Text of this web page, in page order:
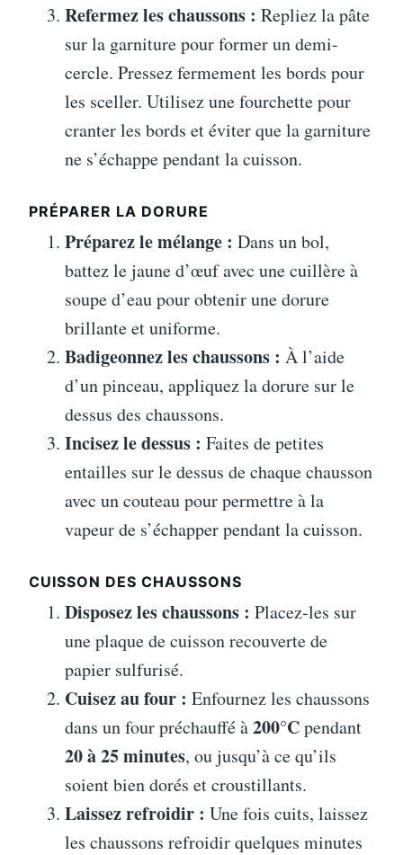
Refermez les chaussons : Repliez la pâte
sur la garniture pour former un demi-
cercle. Pressez fermement les bords pour
les sceller. Utilisez une fourchette pour
cranter les bords et éviter que la garniture
ne s’échappe pendant la cuisson.
PRÉPARER LA DORURE
Préparez le mélange : Dans un bol,
battez le jaune d’œuf avec une cuillère à
soupe d’eau pour obtenir une dorure
brillante et uniforme.
Badigeonnez les chaussons : À l’aide
d’un pinceau, appliquez la dorure sur le
dessus des chaussons.
Incisez le dessus : Faites de petites
entailles sur le dessus de chaque chausson
avec un couteau pour permettre à la
vapeur de s’échapper pendant la cuisson.
CUISSON DES CHAUSSONS
Disposez les chaussons : Placez-les sur
une plaque de cuisson recouverte de
papier sulfurisé.
Cuisez au four : Enfournez les chaussons
dans un four préchauffé à200°Cpendant
20 à 25 minutes, ou jusqu’à ce qu’ils
soient bien dorés et croustillants.
Laissez refroidir : Une fois cuits, laissez
les chaussons refroidir quelques minutes